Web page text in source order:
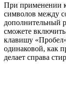
При применении
символов между
дополнительный
сможете
клавишу
одинаковой, как
делает справа